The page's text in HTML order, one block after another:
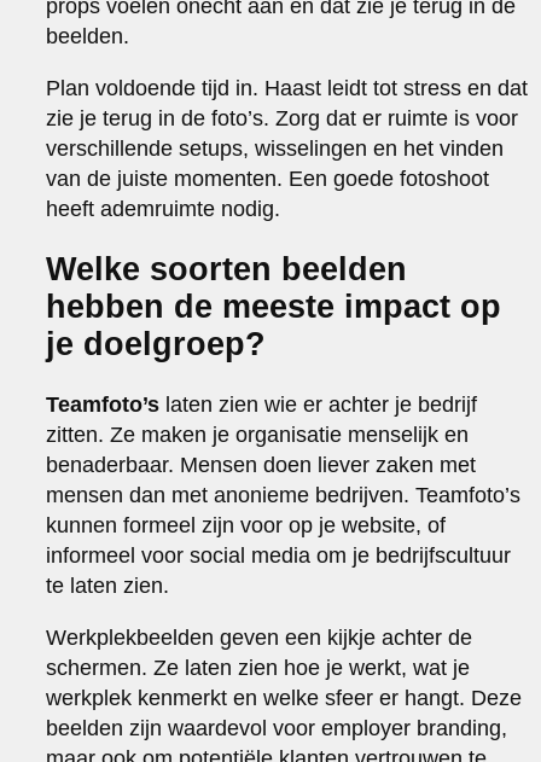
props voelen onecht aan en dat zie je terug in de
beelden.
Plan voldoende tijd in. Haast leidt tot stress en dat
zie je terug in de foto’s. Zorg dat er ruimte is voor
verschillende setups, wisselingen en het vinden
van de juiste momenten. Een goede fotoshoot
heeft ademruimte nodig.
Welke soorten beelden
hebben de meeste impact op
je doelgroep?
Teamfoto’s laten zien wie er achter je bedrijf
zitten. Ze maken je organisatie menselijk en
benaderbaar. Mensen doen liever zaken met
mensen dan met anonieme bedrijven. Teamfoto’s
kunnen formeel zijn voor op je website, of
informeel voor social media om je bedrijfscultuur
te laten zien.
Werkplekbeelden geven een kijkje achter de
schermen. Ze laten zien hoe je werkt, wat je
werkplek kenmerkt en welke sfeer er hangt. Deze
beelden zijn waardevol voor employer branding,